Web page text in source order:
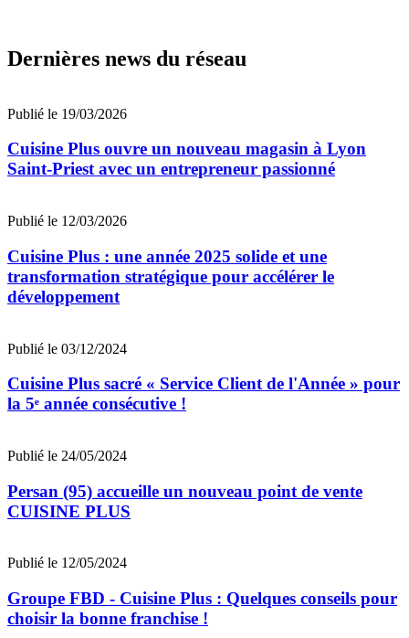
Dernières news du réseau
Publié le 19/03/2026
Cuisine Plus ouvre un nouveau magasin à Lyon
Saint-Priest avec un entrepreneur passionné
Publié le 12/03/2026
Cuisine Plus : une année 2025 solide et une
transformation stratégique pour accélérer le
développement
Publié le 03/12/2024
Cuisine Plus sacré « Service Client de l'Année » pour
la 5ᵉ année consécutive !
Publié le 24/05/2024
Persan (95) accueille un nouveau point de vente
CUISINE PLUS
Publié le 12/05/2024
Groupe FBD - Cuisine Plus : Quelques conseils pour
choisir la bonne franchise !